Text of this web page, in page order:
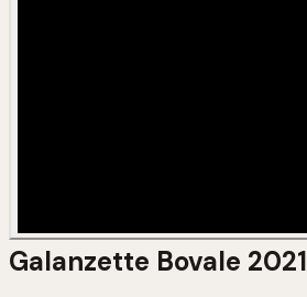
Galanzette Bovale 2021